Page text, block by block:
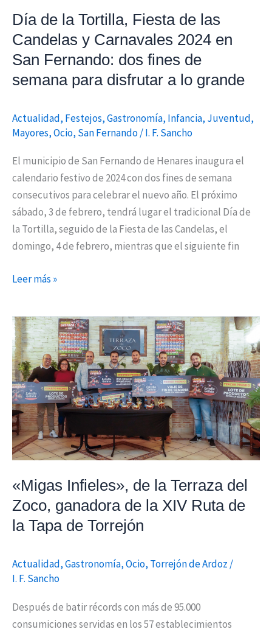
Día de la Tortilla, Fiesta de las
Candelas y Carnavales 2024 en
San Fernando: dos fines de
semana para disfrutar a lo grande
Actualidad, Festejos,Gastronomía, Infancia, Juventud,
Mayores,Ocio, San Fernando/I. F. Sancho
El municipio de San Fernando de Henares inaugura el
calendario festivo de 2024 con dos fines de semana
consecutivos para celebrar el nuevo año. El próximo
sábado, 3 de febrero, tendrá lugar el tradicional Día de
la Tortilla, seguido de la Fiesta de las Candelas, el
domingo, 4 de febrero, mientras que el siguiente fin
San
Fernando:
dos
fines
semana
para
a
lo
grande
Leer más »
«Migas Infieles», de la Terraza del
Zoco, ganadora de la XIV Ruta de
la Tapa de Torrejón
Actualidad,Gastronomía,Ocio, Torrejón de Ardoz /
I. F. Sancho
Después de batir récords con más de 95.000
consumiciones servidas en los 57 establecimientos
«Migas
Infieles»,
de
la
Terraza
del
Zoco,
ganadora
de
XIV
Ruta
de
Tapa
de